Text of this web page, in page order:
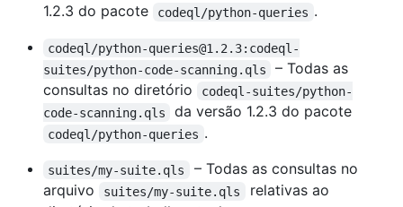
1.2.3 do pacote
codeql/python-queries .
codeql/python-queries@1.2.3:codeql-
suites/python-code-scanning.qls
– Todas as
consultas no diretório
codeql-suites/python-
code-scanning.qls
da versão 1.2.3 do pacote
codeql/python-queries .
suites/my-suite.qls
– Todas as consultas no
arquivo
suites/my-suite.qls
relativas ao